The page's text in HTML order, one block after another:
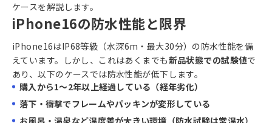
ケースを解説します。
iPhone16の防水性能と限界
iPhone16はIP68等級（水深6m・最大30分）の防水性能を備
えています。しかし、これはあくまでも新品状態での試験値で
あり、以下のケースでは防水性能が低下します。
購入から1〜2年以上経過している（経年劣化）
落下・衝撃でフレームやパッキンが変形している
お風呂・温泉など温度差が大きい環境（防水試験は常温水）